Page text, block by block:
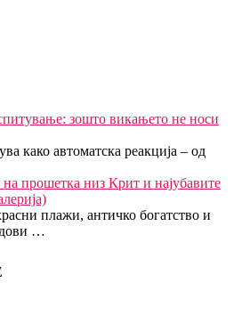
зошто викањето не носи
како автоматска реакција – од
прошетка низ Крит и најубавите
плажи, античко богатство и
…